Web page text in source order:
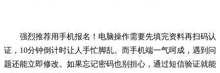
强烈推荐用手机报名！电脑操作需要先填完资料再扫码认
证，10分钟倒计时让人手忙脚乱。而手机端一气呵成，遇到问
题还能立即修改。如果忘记密码也别担心，通过短信验证就能